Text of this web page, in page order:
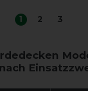
1 2 3